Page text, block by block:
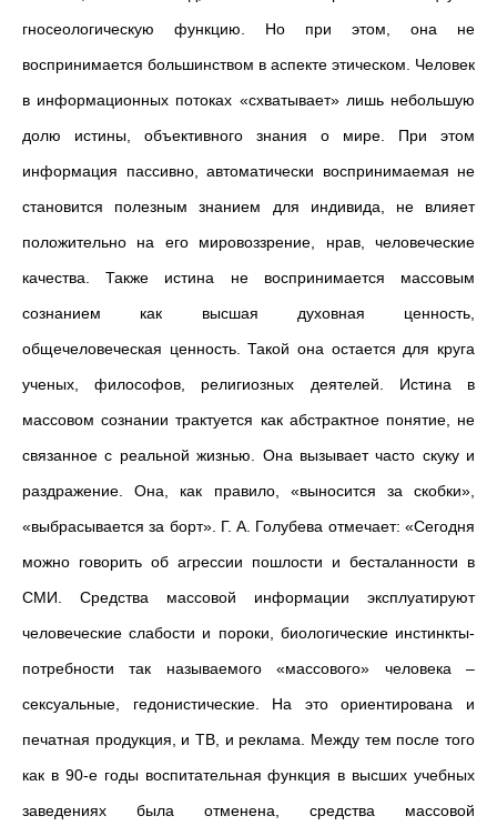
гносеологическую функцию. Но при этом, она не
воспринимается большинством в аспекте этическом. Человек
в информационных потоках «схватывает» лишь небольшую
долю истины, объективного знания о мире. При этом
информация пассивно, автоматически воспринимаемая не
становится полезным знанием для индивида, не влияет
положительно на его мировоззрение, нрав, человеческие
качества. Также истина не воспринимается массовым
сознанием как высшая духовная ценность,
общечеловеческая ценность. Такой она остается для круга
ученых, философов, религиозных деятелей. Истина в
массовом сознании трактуется как абстрактное понятие, не
связанное с реальной жизнью. Она вызывает часто скуку и
раздражение. Она, как правило, «выносится за скобки»,
«выбрасывается за борт». Г. А. Голубева отмечает: «Сегодня
можно говорить об агрессии пошлости и бесталанности в
СМИ. Средства массовой информации эксплуатируют
человеческие слабости и пороки, биологические инстинкты-
потребности так называемого «массового» человека –
сексуальные, гедонистические. На это ориентирована и
печатная продукция, и ТВ, и реклама. Между тем после того
как в 90-е годы воспитательная функция в высших учебных
заведениях была отменена, средства массовой